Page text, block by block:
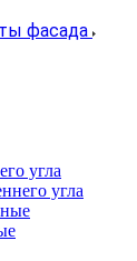
фасада
угла
угла